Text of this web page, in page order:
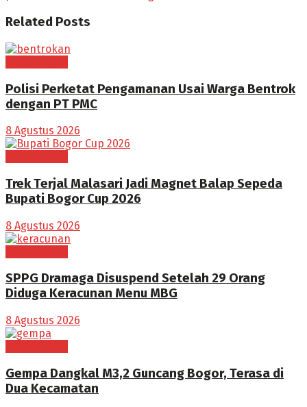
Related Posts
Polisi Perketat Pengamanan Usai Warga Bentrok
dengan PT PMC
8 Agustus 2026
Trek Terjal Malasari Jadi Magnet Balap Sepeda
Bupati Bogor Cup 2026
8 Agustus 2026
SPPG Dramaga Disuspend Setelah 29 Orang
Diduga Keracunan Menu MBG
8 Agustus 2026
Gempa Dangkal M3,2 Guncang Bogor, Terasa di
Dua Kecamatan